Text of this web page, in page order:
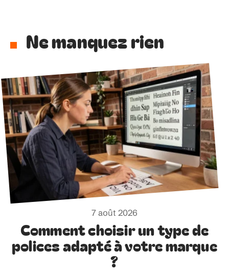
Ne manquez rien
7 août 2026
Comment choisir un type de
polices adapté à votre marque
?